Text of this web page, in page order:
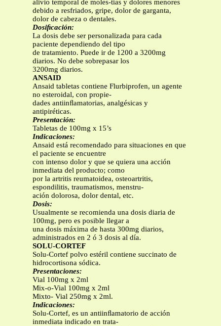
alivio temporal de moles-tias y dolores menores
debido a resfriados, gripe, dolor de garganta,
dolor de cabeza o dentales.
Dosiﬁcación:
La dosis debe ser personalizada para cada
paciente dependiendo del tipo
de tratamiento. Puede ir de 1200 a 3200mg
diarios. No debe sobrepasar los
3200mg diarios.
ANSAID
Ansaid tabletas contiene Flurbiprofen, un agente
no esteroidal, con propie-
dades antiinﬂamatorias, analgésicas y
antipiréticas.
Presentación:
Tabletas de 100mg x 15’s
Indicaciones:
Ansaid está recomendado para situaciones en que
el paciente se encuentre
con intenso dolor y que se quiera una acción
inmediata del producto; como
por la artritis reumatoidea, osteoartritis,
espondilitis, traumatismos, menstru-
ación dolorosa, dolor dental, etc.
Dosis:
Usualmente se recomienda una dosis diaria de
100mg, pero es posible llegar a
una dosis máxima de hasta 300mg diarios,
administrados en 2 ó 3 dosis al día.
SOLU-CORTEF
Solu-Cortef polvo estéril contiene succinato de
hidrocortisona sódica.
Presentaciones:
Vial 100mg x 2ml
Mix-o-Vial 100mg x 2ml
Mixto- Vial 250mg x 2ml.
Indicaciones:
Solu-Cortef, es un antiinﬂamatorio de acción
inmediata indicado en trata-